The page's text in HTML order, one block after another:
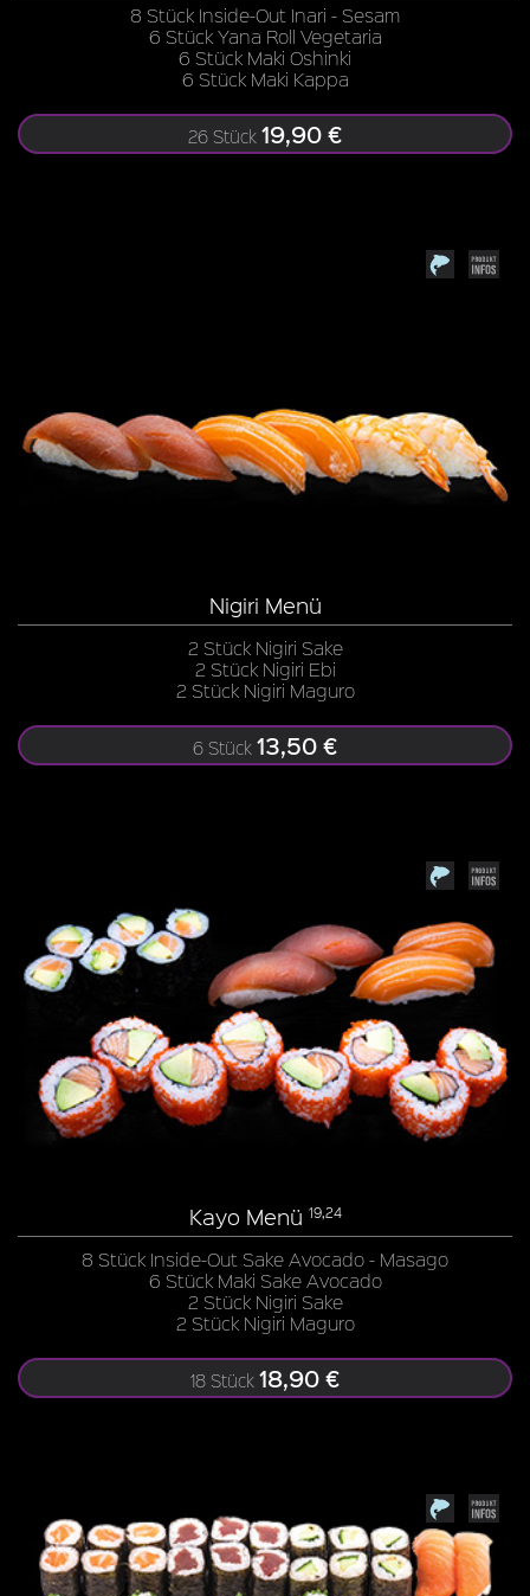
8 Stück Inside-Out Inari - Sesam
6 Stück Yana Roll Vegetaria
6 Stück Maki Oshinki
6 Stück Maki Kappa
26 Stück 19,90 €
Nigiri Menü
2 Stück Nigiri Sake
2 Stück Nigiri Ebi
2 Stück Nigiri Maguro
6 Stück 13,50 €
Kayo Menü 19,24
8 Stück Inside-Out Sake Avocado - Masago
6 Stück Maki Sake Avocado
2 Stück Nigiri Sake
2 Stück Nigiri Maguro
18 Stück 18,90 €